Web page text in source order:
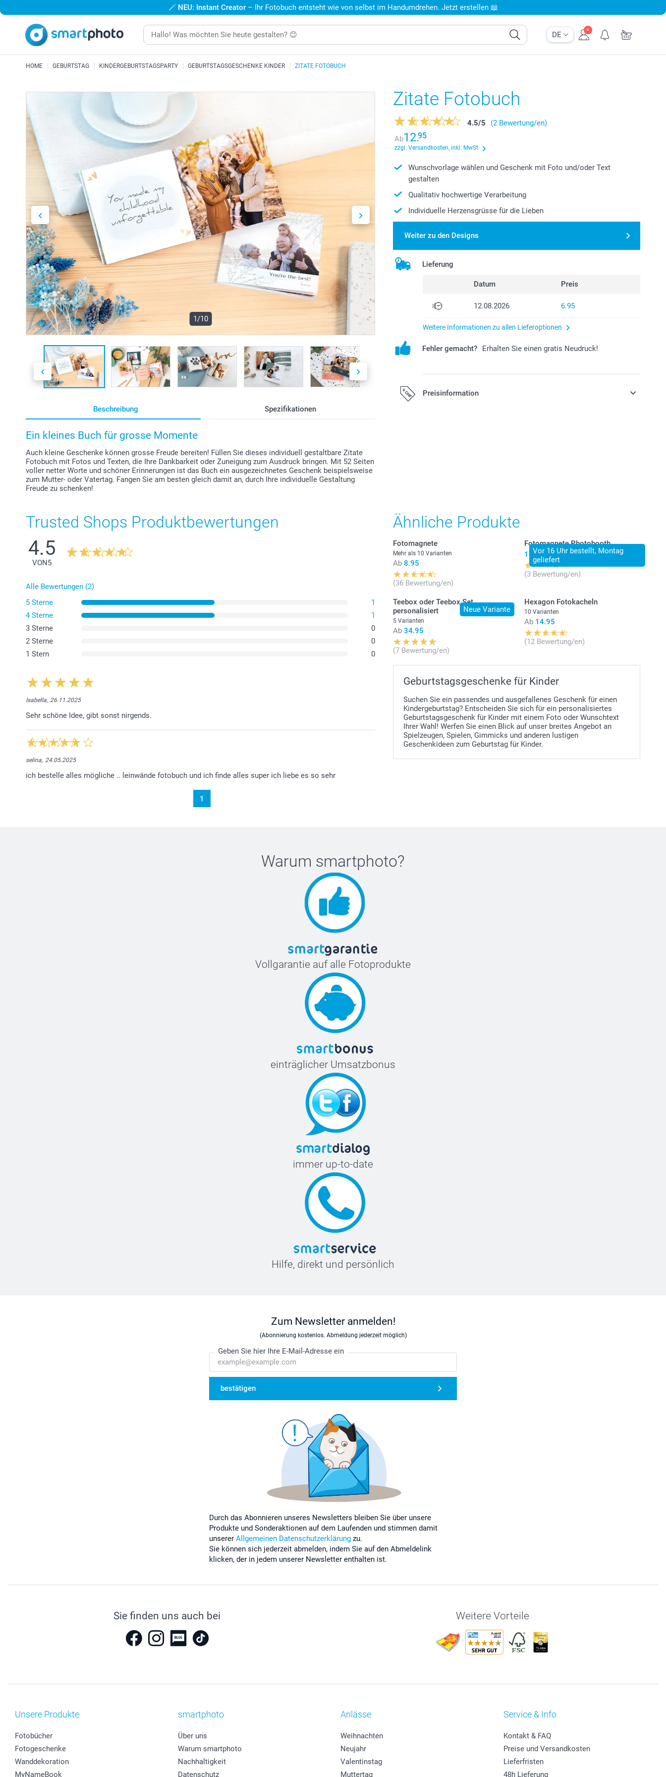
DE
🪄 NEU: Instant Creator – Ihr Fotobuch entsteht wie von selbst im Handumdrehen. Jetzt erstellen 📖
HOME GEBURTSTAG KINDERGEBURTSTAGSPARTY GEBURTSTAGSGESCHENKE KINDER ZITATE FOTOBUCH
1/10
Beschreibung Spezifikationen
Ein kleines Buch für grosse Momente
Auch kleine Geschenke können grosse Freude bereiten! Füllen Sie dieses individuell gestaltbare Zitate
Fotobuch mit Fotos und Texten, die Ihre Dankbarkeit oder Zuneigung zum Ausdruck bringen. Mit 52 Seiten
voller netter Worte und schöner Erinnerungen ist das Buch ein ausgezeichnetes Geschenk beispielsweise
zum Mutter- oder Vatertag. Fangen Sie am besten gleich damit an, durch Ihre individuelle Gestaltung
Freude zu schenken!
Zitate Fotobuch
4.5/5
(2 Bewertung/en)
Ab12.95
zzgl. Versandkosten, inkl. MwSt
Wunschvorlage wählen und Geschenk mit Foto und/oder Text
gestalten
Qualitativ hochwertige Verarbeitung
Individuelle Herzensgrüsse für die Lieben
Weiter zu den Designs
Lieferung
Datum Preis
12.08.2026 6.95
Weitere Informationen zu allen Lieferoptionen
Fehler gemacht? Erhalten Sie einen gratis Neudruck!
Preisinformation
Trusted Shops Produktbewertungen
4.5
VON5
Alle Bewertungen (2)
5 Sterne
1
4 Sterne
1
3 Sterne
0
2 Sterne
0
1 Stern
0
Isabella, 26.11.2025
Sehr schöne Idee, gibt sonst nirgends.
selina, 24.05.2025
ich bestelle alles mögliche .. leinwände fotobuch und ich finde alles super ich liebe es so sehr
1
Ähnliche Produkte
Fotomagnete
Mehr als 10 Varianten
Ab 8.95
(36 Bewertung/en)
Vor 16 Uhr bestellt, Montag
geliefert
Fotomagnete Photobooth
19.95
(3 Bewertung/en)
Neue Variante
Teebox oder Teebox Set
personalisiert
5 Varianten
Ab 34.95
(7 Bewertung/en)
Hexagon Fotokacheln
10 Varianten
Ab 14.95
(12 Bewertung/en)
Geburtstagsgeschenke für Kinder
Suchen Sie ein passendes und ausgefallenes Geschenk für einen
Kindergeburtstag? Entscheiden Sie sich für ein personalisiertes
Geburtstagsgeschenk für Kinder mit einem Foto oder Wunschtext
Ihrer Wahl! Werfen Sie einen Blick auf unser breites Angebot an
Spielzeugen, Spielen, Gimmicks und anderen lustigen
Geschenkideen zum Geburtstag für Kinder.
Warum smartphoto?
Vollgarantie auf alle Fotoprodukte
einträglicher Umsatzbonus
immer up-to-date
Hilfe, direkt und persönlich
Zum Newsletter anmelden!
(Abonnierung kostenlos. Abmeldung jederzeit möglich)
Geben Sie hier Ihre E-Mail-Adresse ein
bestätigen
Durch das Abonnieren unseres Newsletters bleiben Sie über unsere
Produkte und Sonderaktionen auf dem Laufenden und stimmen damit
unserer Allgemeinen Datenschutzerklärung zu.
Sie können sich jederzeit abmelden, indem Sie auf den Abmeldelink
klicken, der in jedem unserer Newsletter enthalten ist.
Sie finden uns auch bei Weitere Vorteile
Unsere Produkte
Fotobücher
Fotogeschenke
Wanddekoration
MyNameBook
smartphoto
Über uns
Warum smartphoto
Nachhaltigkeit
Datenschutz
Anlässe
Weihnachten
Neujahr
Valentinstag
Muttertag
Service & Info
Kontakt & FAQ
Preise und Versandkosten
Lieferfristen
48h Lieferung